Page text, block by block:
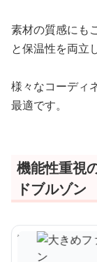
素材の質感にも
と保温性を両立
様々なコーディ
最適です。
機能性重視
ドブルゾン